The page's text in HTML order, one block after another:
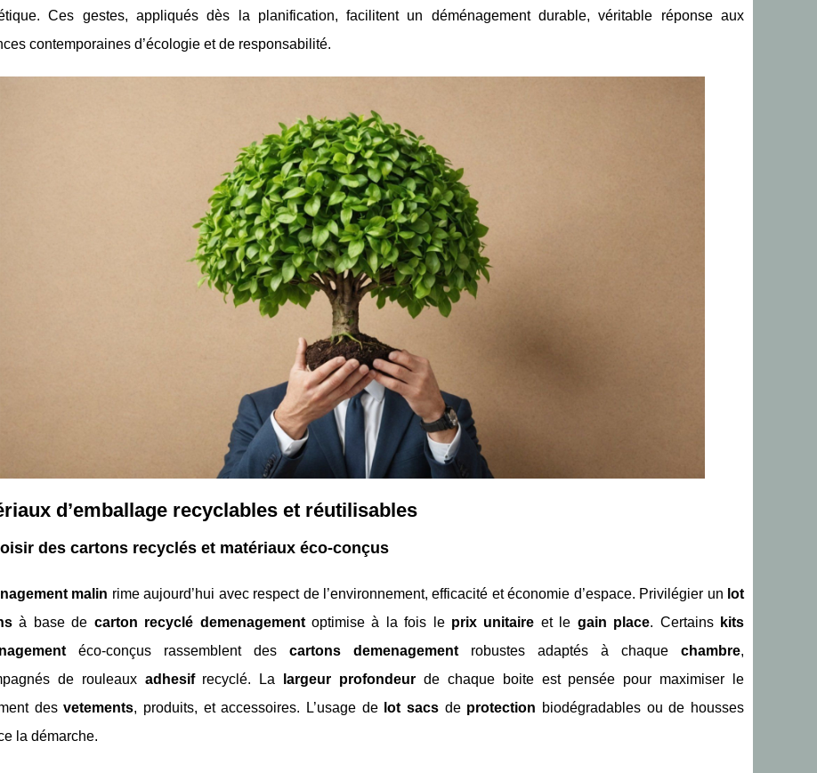
Ces gestes, appliqués dès la planification, facilitent un déménagement durable, véritable réponse aux
contemporaines d’écologie et de responsabilité.
d’emballage recyclables et réutilisables
des cartons recyclés et matériaux éco-conçus
malin rime aujourd’hui avec respect de l’environnement, efficacité et économie d’espace. Privilégier un lot
à base de carton recyclé demenagementoptimise à la fois le prix unitaire et le gain place. Certains kits
éco-conçus rassemblent des cartons demenagement robustes adaptés à chaque chambre,
de rouleaux adhesifrecyclé. La largeur profondeur de chaque boite est pensée pour maximiser le
desvetements, produits, et accessoires. L’usage de lot sacs de protection biodégradables ou de housses
la démarche.